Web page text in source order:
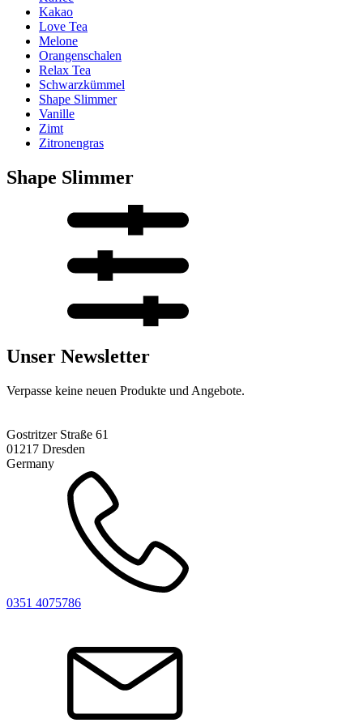
Kakao
Love Tea
Melone
Orangenschalen
Relax Tea
Schwarzkümmel
Shape Slimmer
Vanille
Zimt
Zitronengras
Shape Slimmer
Unser Newsletter
Verpasse keine neuen Produkte und Angebote.
Gostritzer Straße 61
01217 Dresden
Germany
0351 4075786